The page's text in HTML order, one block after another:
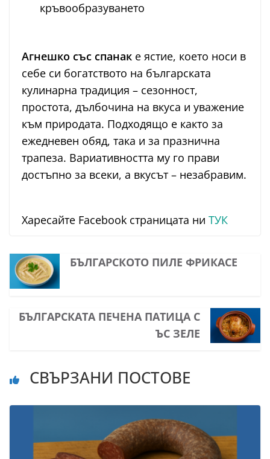
кръвообразуването
Агнешко със спанак е ястие, което носи в
себе си богатството на българската
кулинарна традиция – сезонност,
простота, дълбочина на вкуса и уважение
към природата. Подходящо е както за
ежедневен обяд, така и за празнична
трапеза. Вариативността му го прави
достъпно за всеки, а вкусът – незабравим.
Харесайте Facebook страницата ни ТУК
БЪЛГАРСКОТО ПИЛЕ ФРИКАСЕ
БЪЛГАРСКАТА ПЕЧЕНА ПАТИЦА С
ЪС ЗЕЛЕ
СВЪРЗАНИ ПОСТОВЕ